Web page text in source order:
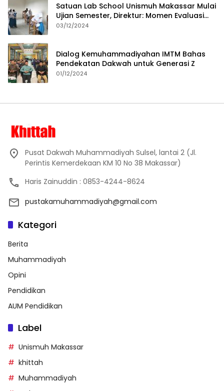
Satuan Lab School Unismuh Makassar Mulai
Ujian Semester, Direktur: Momen Evaluasi
Proses Pembelajaran
03/12/2024
Dialog Kemuhammadiyahan IMTM Bahas
Pendekatan Dakwah untuk Generasi Z
01/12/2024
Pusat Dakwah Muhammadiyah Sulsel, lantai 2 (Jl.
Perintis Kemerdekaan KM 10 No 38 Makassar)
Haris Zainuddin : 0853-4244-8624
pustakamuhammadiyah@gmail.com
Kategori
Berita
Muhammadiyah
Opini
Pendidikan
AUM Pendidikan
Label
Unismuh Makassar
khittah
Muhammadiyah